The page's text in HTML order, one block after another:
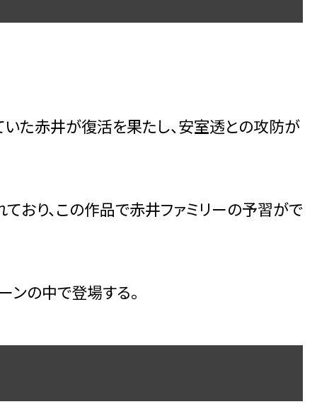
た赤井が復活を果たし、安室透との攻防が
おり、この作品で赤井ファミリーの予習がで
ンの中で登場する。